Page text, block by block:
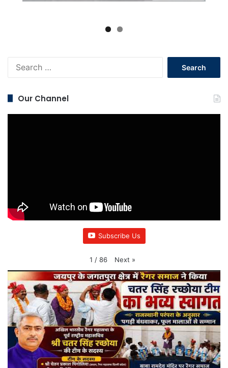
Our Channel
Subscribe Us
1 / 86 Next »